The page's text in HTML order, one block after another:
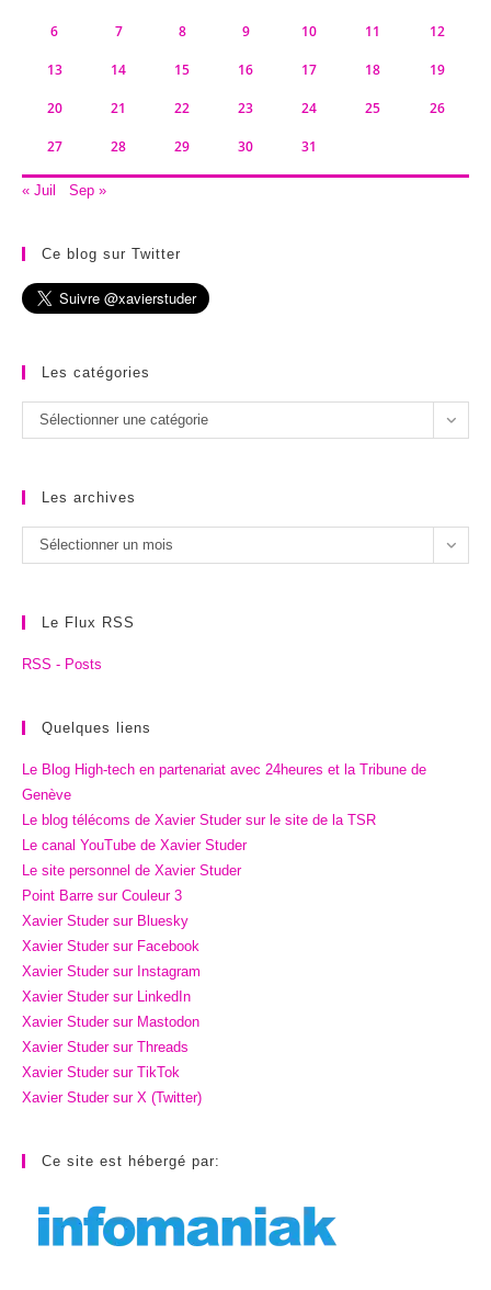
6 7 8 9 10 11 12
13 14 15 16 17 18 19
20 21 22 23 24 25 26
27 28 29 30 31
« Juil Sep »
Ce blog sur Twitter
Les catégories
Les
catégories
Sélectionner une catégorie
Les archives
Les
archives
Sélectionner un mois
Le Flux RSS
RSS - Posts
Quelques liens
Le Blog High-tech en partenariat avec 24heures et la Tribune de
Genève
Le blog télécoms de Xavier Studer sur le site de la TSR
Le canal YouTube de Xavier Studer
Le site personnel de Xavier Studer
Point Barre sur Couleur 3
Xavier Studer sur Bluesky
Xavier Studer sur Facebook
Xavier Studer sur Instagram
Xavier Studer sur LinkedIn
Xavier Studer sur Mastodon
Xavier Studer sur Threads
Xavier Studer sur TikTok
Xavier Studer sur X (Twitter)
Ce site est hébergé par: